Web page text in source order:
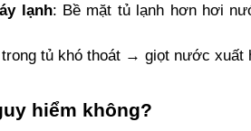
lạnh: Bề mặt tủ lạnh hơn hơi
tủ khó thoát → giọt nước xuất
hiểm không?